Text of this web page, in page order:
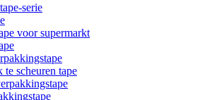
serie
voor supermarkt
scheuren tape